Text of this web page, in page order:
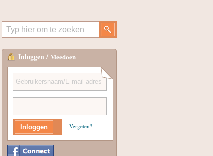
Inloggen / Meedoen
Vergeten?